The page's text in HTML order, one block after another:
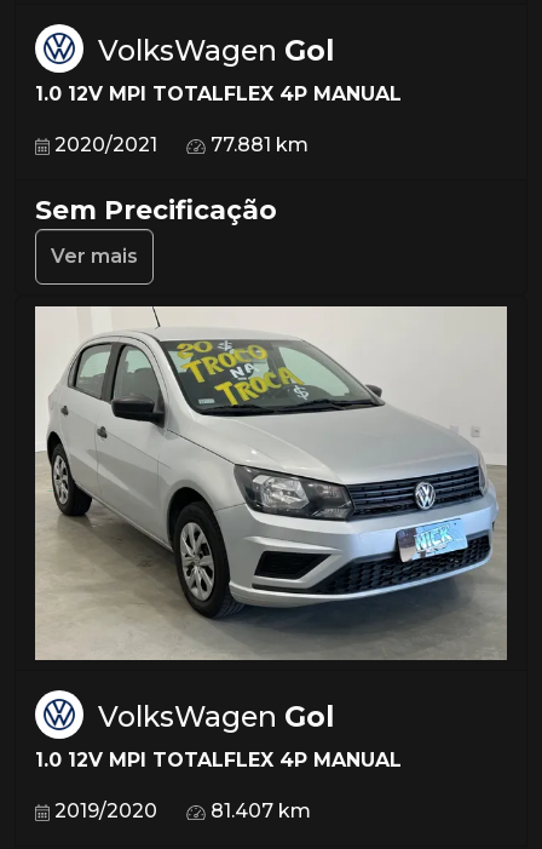
VolksWagen Gol
1.0 12V MPI TOTALFLEX 4P MANUAL
2020/2021 77.881 km
Sem Precificação
Ver mais
VolksWagen Gol
1.0 12V MPI TOTALFLEX 4P MANUAL
2019/2020 81.407 km